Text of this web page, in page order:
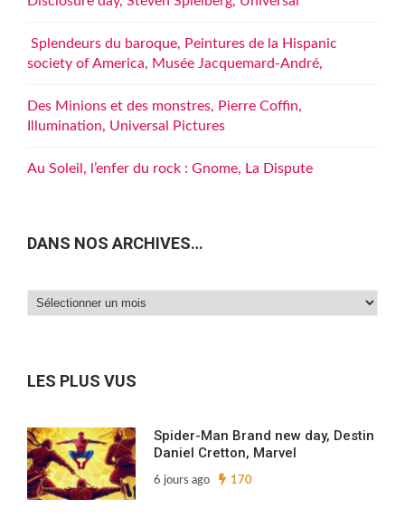
Splendeurs du baroque, Peintures de la Hispanic
society of America, Musée Jacquemard-André,
Des Minions et des monstres, Pierre Coffin,
Illumination, Universal Pictures
Au Soleil, l’enfer du rock : Gnome, La Dispute
DANS NOS ARCHIVES…
Dans
LES PLUS VUS
Spider-Man Brand new day, Destin
Daniel Cretton, Marvel
6 jours ago 170